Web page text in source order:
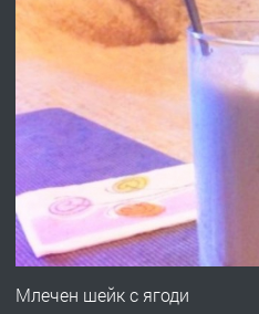
№4120
Любен
ПРЕДЛАГА
КУБА
Млечен шейк с ягоди